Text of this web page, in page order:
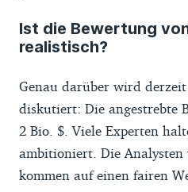
Ist die Bewertung
realistisch?
Genau darüber wird
diskutiert: Die angestrebte
2 Bio. $. Viele Experten
ambitioniert. Die Analysten
kommen auf einen fairen